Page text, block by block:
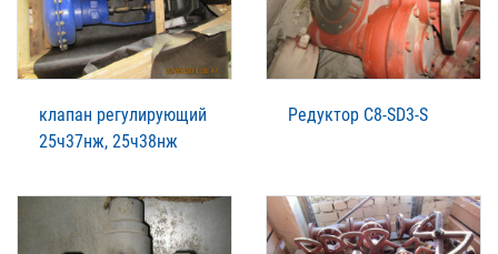
клапан регулирующий
25ч37нж, 25ч38нж
Редуктор C8-SD3-S